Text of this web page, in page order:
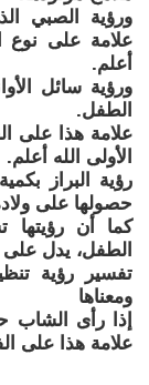
ورؤية الصبي
علامة على
أعلم.
ورؤية سائل
الطفل.
علامة هذا على
الأولى الله أعلم.
رؤية البراز
حصولها على
كما أن رؤيتها
الطفل، يدل على
تفسير رؤية
ومعناها
إذا رأى الشاب
علامة هذا على